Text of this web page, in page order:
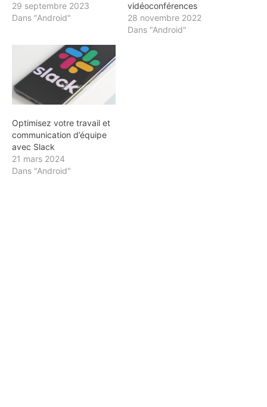
29 septembre 2023
Dans "Android"
vidéoconférences
28 novembre 2022
Dans "Android"
Optimisez votre travail et
communication d’équipe
avec Slack
21 mars 2024
Dans "Android"